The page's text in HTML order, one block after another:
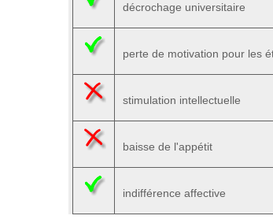
décrochage universitaire
perte de motivation pour les
stimulation intellectuelle
baisse de l'appétit
indifférence affective